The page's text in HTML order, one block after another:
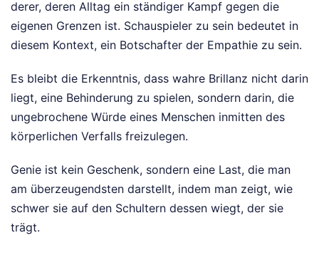
derer, deren Alltag ein ständiger Kampf gegen die
eigenen Grenzen ist. Schauspieler zu sein bedeutet in
diesem Kontext, ein Botschafter der Empathie zu sein.
Es bleibt die Erkenntnis, dass wahre Brillanz nicht darin
liegt, eine Behinderung zu spielen, sondern darin, die
ungebrochene Würde eines Menschen inmitten des
körperlichen Verfalls freizulegen.
Genie ist kein Geschenk, sondern eine Last, die man
am überzeugendsten darstellt, indem man zeigt, wie
schwer sie auf den Schultern dessen wiegt, der sie
trägt.